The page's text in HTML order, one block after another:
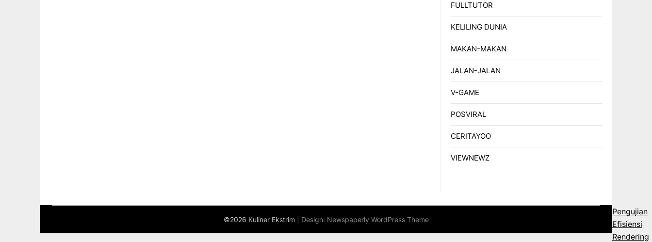
FULLTUTOR
KELILING DUNIA
MAKAN-MAKAN
JALAN-JALAN
V-GAME
POSVIRAL
CERITAYOO
VIEWNEWZ
©2026 Kuliner Ekstrim | Design: Newspaperly WordPress Theme
Pengujian
Efisiensi
Rendering